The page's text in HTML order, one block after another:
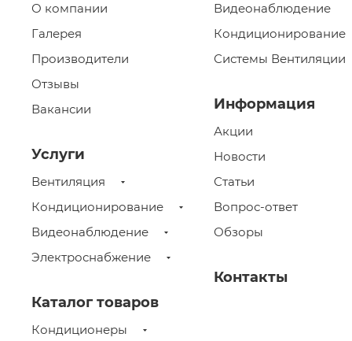
О компании
Галерея
Производители
Отзывы
Вакансии
Услуги
Вентиляция
Кондиционирование
Видеонаблюдение
Электроснабжение
Каталог товаров
Кондиционеры
Видеонаблюдение
Кондиционирование
Системы Вентиляции
Информация
Акции
Новости
Статьи
Вопрос-ответ
Обзоры
Контакты